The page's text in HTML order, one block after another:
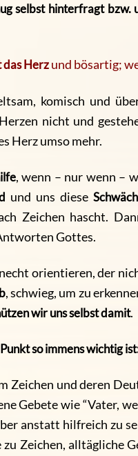
selbst hinterfragt bzw.
das Herzund bösartig;
komisch und
nicht und
Herz umso mehr.
, wenn – nur wenn –
und uns diese
Zeichen hascht.
Gottes.
orientieren, der
, schwieg, um zu
wir uns selbst damit.
so immens wichtig
Zeichen und deren
Gebete wie “Vater,
anstatt hilfreich zu
Zeichen, alltägliche